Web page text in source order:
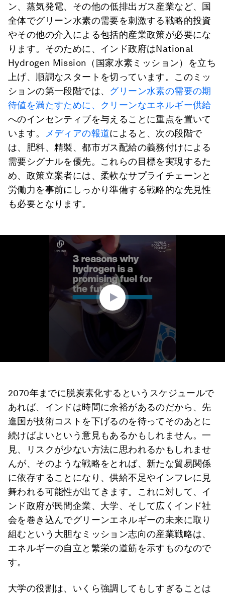
ン、蒸気発電、その他の低排出ガス産業など、国
全体でグリーン水素の需要を刺激する戦略的投資
やその他の介入による包括的産業政策が必要にな
ります。そのために、インド政府はNational
Hydrogen Mission（国家水素ミッション）を立ち
上げ、順調なスタートを切っています。このミッ
ションの第一段階では、 グリーン水素の需要の期
待値を満たすために、クリーンなエネルギー供給
へのインセンティブを与えることに重点を置いて
います。
メディアの報道によると、次の段階で
は、肥料、精製、都市ガス配給の義務付けによる
需要シグナルを優先。これらの目標を実現するた
め、政策立案者には、柔軟なサプライチェーンと
労働力を事前にしっかり準備する戦略的な先見性
も必要となります。
2070年までに脱炭素化するというスケジュールで
あれば、インドは時間に余裕があるのだから、先
進国が技術コストを下げるのを待ってそのあとに
続けばよいという意見もあるかもしれません。一
見、リスクが少ない方法に思われるかもしれませ
んが、そのような戦略をとれば、新たな貿易関係
に依存することになり、供給不足やインフレに見
舞われる可能性が出てきます。これに対して、イ
ンド政府が民間企業、大学、そして広くインド社
会を巻き込んでグリーンエネルギーの未来に取り
組むという大胆なミッション志向の産業戦略は、
エネルギーの自立と繁栄の道筋を示すものなので
す。
大学の役割は、いくら強調してもしすぎることは